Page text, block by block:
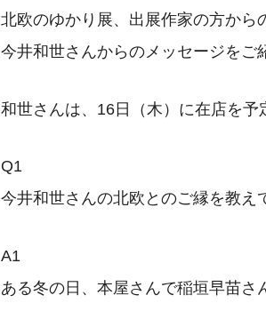
北欧のゆかり展、出展作家の方から
今井和世さんからのメッセージをご
和世さんは、16日（木）に在店を予
Q1
今井和世さんの北欧とのご縁を教え
A1
ある冬の日、本屋さんで稲垣早苗